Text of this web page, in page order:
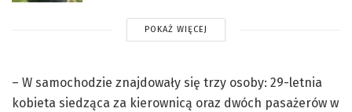
POKAŻ WIĘCEJ
– W samochodzie znajdowały się trzy osoby: 29-letnia
kobieta siedząca za kierownicą oraz dwóch pasażerów w